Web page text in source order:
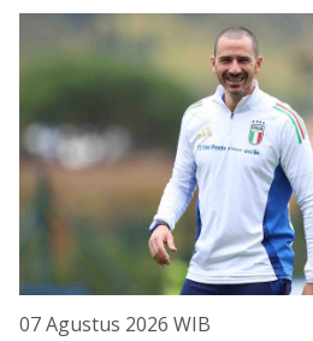
07 Agustus 2026 WIB